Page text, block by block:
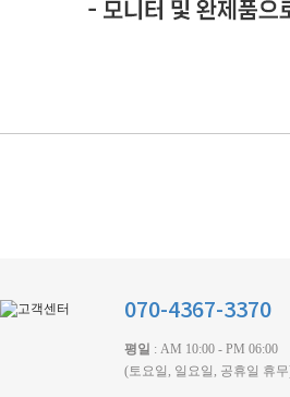
070-4367-3370
평일 : AM 10:00 - PM 06:00
(토요일, 일요일, 공휴일 휴